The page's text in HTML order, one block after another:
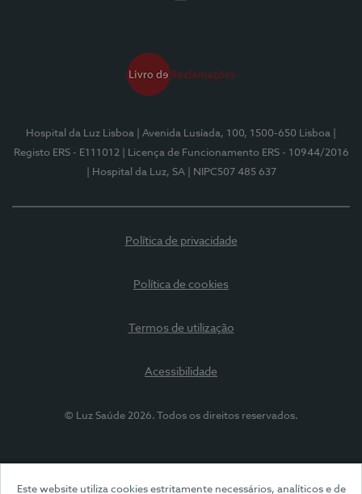
Este website utiliza cookies estritamente necessários, analíticos e de
Hospital da Luz Lisboa | Avenida Lusíada, 100, 1500-650 Lisboa
Registo ERS - E111012
| Licença de Funcionamento ERS - 10944/2016
| Hospital da Luz, SA
| NIPC507 485 637
Política de privacidade
Política de cookies
Termos de utilização
Acessibilidade
© Luz Saúde 2026. Todos os direitos reservados.